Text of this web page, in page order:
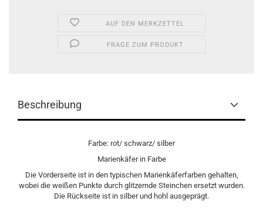
AUF DEN MERKZETTEL
FRAGE ZUM PRODUKT
Beschreibung
Farbe: rot/ schwarz/ silber
Marienkäfer in Farbe
Die Vorderseite ist in den typischen Marienkäferfarben gehalten,
wobei die weißen Punkte durch glitzernde Steinchen ersetzt wurden.
Die Rückseite ist in silber und hohl ausgeprägt.